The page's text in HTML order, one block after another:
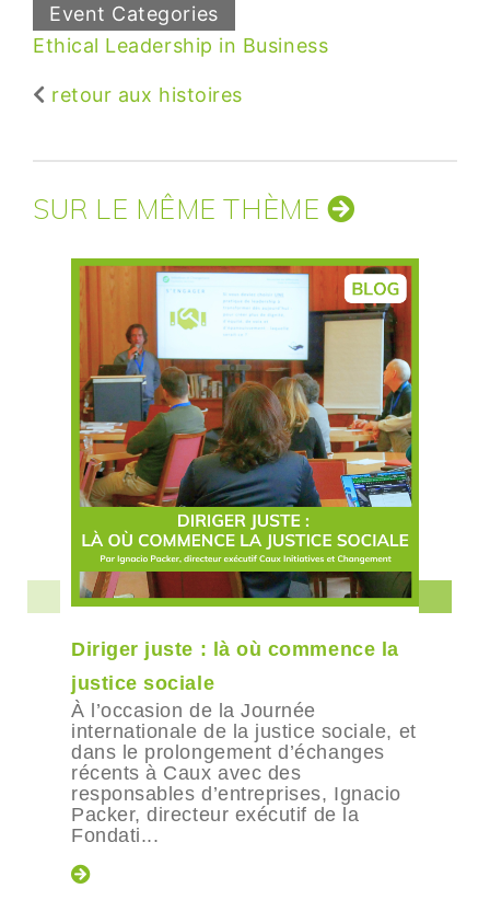
Event Categories
Ethical Leadership in Business
retour aux histoires
SUR LE MÊME THÈME
Diriger juste : là où commence la
justice sociale
À l’occasion de la Journée
internationale de la justice sociale, et
dans le prolongement d’échanges
récents à Caux avec des
responsables d’entreprises, Ignacio
Packer, directeur exécutif de la
Fondati...